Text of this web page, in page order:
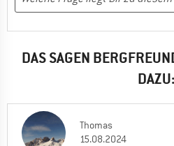
DAS SAGEN
DAZU:
Thomas
15.08.2024